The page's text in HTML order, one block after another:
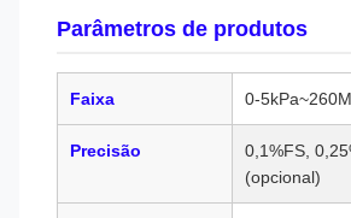
Parâmetros de produtos
Faixa 0-
Precisão
0,1%FS,
(opcional)